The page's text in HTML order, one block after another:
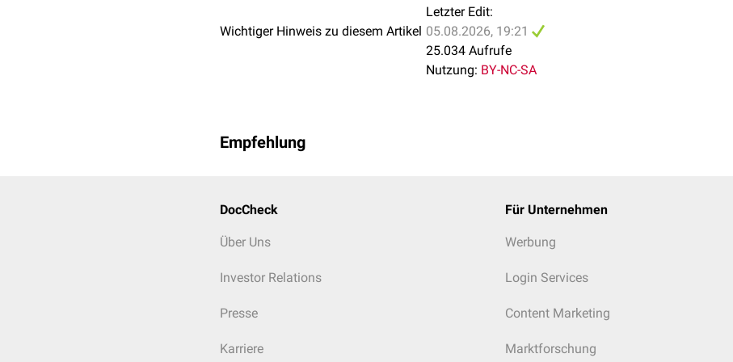
Wichtiger Hinweis zu diesem Artikel
Letzter Edit:
05.08.2026, 19:21
25.034 Aufrufe
Nutzung: BY-NC-SA
Empfehlung
DocCheck
Über Uns
Investor Relations
Presse
Karriere
Für Unternehmen
Werbung
Login Services
Content Marketing
Marktforschung